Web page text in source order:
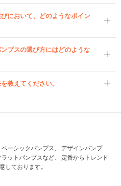
において、どのようなポイン
プスの選び方にはどのような
教えてください。
ーシックパンプス、 デザインパンプ
ットパンプスなど、 定番からトレンド
しております。